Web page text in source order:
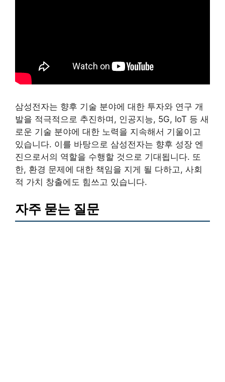
삼성전자는 향후 기술 분야에 대한 투자와 연구 개
발을 적극적으로 추진하며, 인공지능, 5G, IoT 등 새
로운 기술 분야에 대한 노력을 지속해서 기울이고
있습니다. 이를 바탕으로 삼성전자는 향후 성장 엔
진으로서의 역할을 수행할 것으로 기대됩니다. 또
한, 환경 문제에 대한 책임을 지게 될 다하고, 사회
적 가치 창출에도 힘쓰고 있습니다.
자주 묻는 질문